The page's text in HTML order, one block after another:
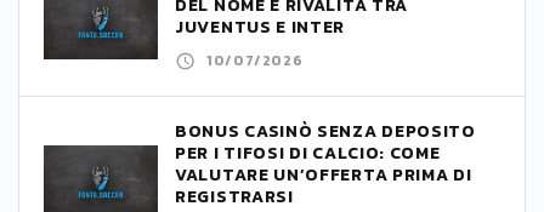
JUVENTUS E INTER
10/07/2026
BONUS CASINÒ SENZA DEPOSITO
PER I TIFOSI DI CALCIO: COME
VALUTARE UN’OFFERTA PRIMA DI
REGISTRARSI